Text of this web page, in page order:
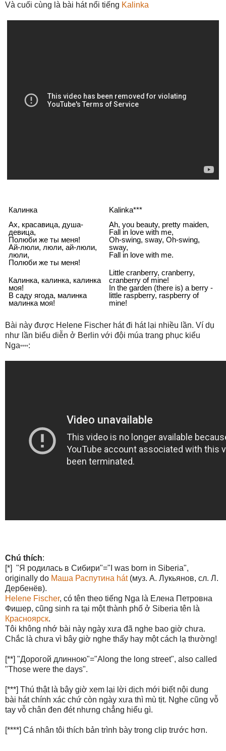
Và cuối cùng là bài hát nổi tiếng Kalinka
Калинка
Kalinka***
Ах, красавица, душа-
девица,
Полюби же ты меня!
Ай-люли, люли, ай-люли,
люли,
Полюби же ты меня!
Калинка, калинка, калинка
моя!
В саду ягода, малинка
малинка моя!
Ah, you beauty, pretty maiden,
Fall in love with me,
Oh-swing, sway, Oh-swing,
sway,
Fall in love with me.
Little cranberry, cranberry,
cranberry of mine!
In the garden (there is) a berry -
little raspberry, raspberry of
mine!
Bài này được Helene Fischer hát đi hát lại nhiều lần. Ví dụ
như lần biểu diễn ở Berlin với đội múa trang phục kiểu
Nga****:
Chú thích:
[*] "Я родилась в Сибири"="I was born in Siberia",
originally do Маша Распутина hát(муз. А. Лукьянов, сл. Л.
Дербенёв).
Helene Fischer, có tên theo tiếng Nga là Елена Петровна
Фишер, cũng sinh ra tại một thành phố ở Siberia tên là
Красноярск.
Tôi không nhớ bài này ngày xưa đã nghe bao giờ chưa.
Chắc là chưa vì bây giờ nghe thấy hay một cách lạ thường!
[**] "Дорогой длинною"="Along the long street", also called
"Those were the days".
[***] Thú thật là bây giờ xem lại lời dịch mới biết nội dung
bài hát chính xác chứ còn ngày xưa thì mù tịt. Nghe cũng vỗ
tay vỗ chân đen đét nhưng chẳng hiểu gì.
[****] Cá nhân tôi thích bản trình bày trong clip trước hơn.